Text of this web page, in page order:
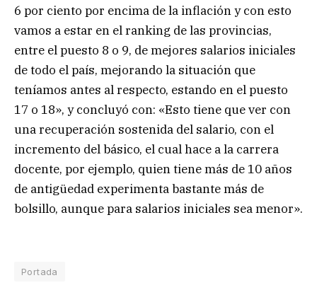
6 por ciento por encima de la inflación y con esto
vamos a estar en el ranking de las provincias,
entre el puesto 8 o 9, de mejores salarios iniciales
de todo el país, mejorando la situación que
teníamos antes al respecto, estando en el puesto
17 o 18», y concluyó con: «Esto tiene que ver con
una recuperación sostenida del salario, con el
incremento del básico, el cual hace a la carrera
docente, por ejemplo, quien tiene más de 10 años
de antigüedad experimenta bastante más de
bolsillo, aunque para salarios iniciales sea menor».
Portada